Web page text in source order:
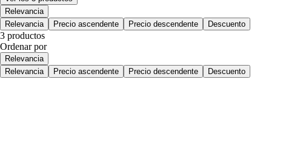
Relevancia
Relevancia
Precio ascendente Precio descendente Descuento
3 productos
Ordenar por
Relevancia
Relevancia
Precio ascendente Precio descendente Descuento